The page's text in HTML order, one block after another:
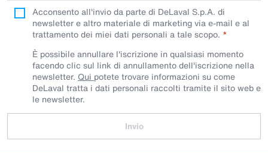
Acconsento all'invio da parte di DeLaval S.p.A. di
newsletter e altro materiale di marketing via e-mail e al
trattamento dei miei dati personali a tale scopo.
È possibile annullare l'iscrizione in qualsiasi momento
facendo clic sul link di annullamento dell'iscrizione nella
newsletter. Qui potete trovare informazioni su come
DeLaval tratta i dati personali raccolti tramite il sito web e
le newsletter.
Invio